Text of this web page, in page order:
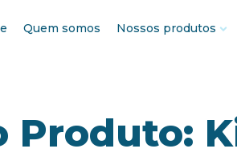
Quem somos Nossos produtos
Produto: